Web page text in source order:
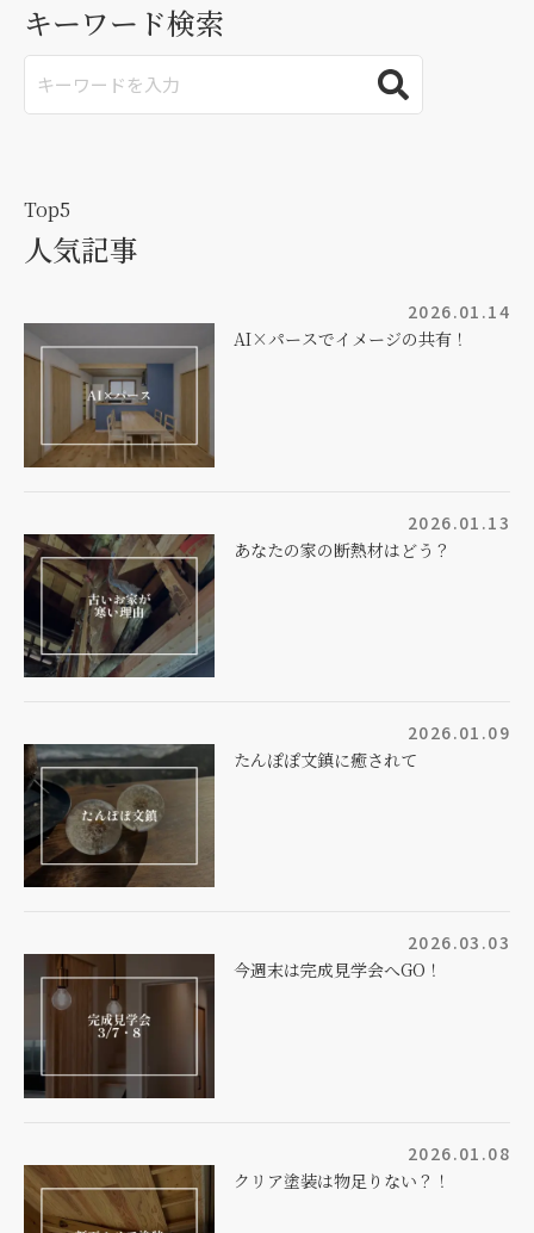
キーワード検索
Top5
人気記事
2026.01.14
AI×パースでイメージの共有！
2026.01.13
あなたの家の断熱材はどう？
2026.01.09
たんぽぽ文鎮に癒されて
2026.03.03
今週末は完成見学会へGO！
2026.01.08
クリア塗装は物足りない？！